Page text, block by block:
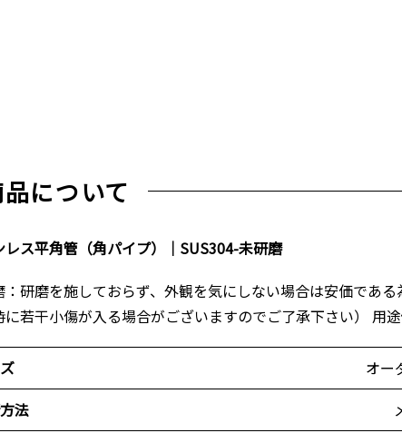
について
レス平角管（角パイプ）｜SUS304-未研磨
：研磨を施しておらず、外観を気にしない場合は安価であ
に若干小傷が入る場合がございますのでご了承下さい） 用
オー
法